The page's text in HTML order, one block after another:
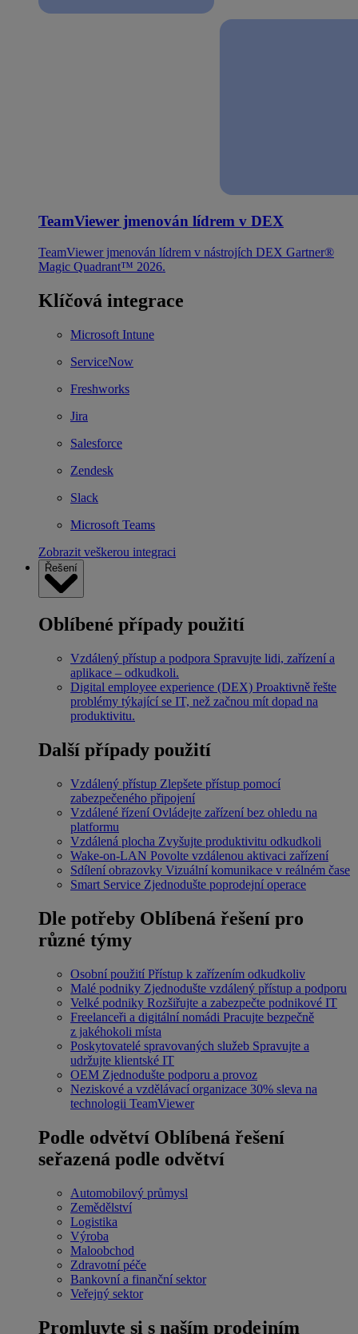
TeamViewer jmenován lídrem v DEX
TeamViewer jmenován lídrem v nástrojích DEX Gartner®
Magic Quadrant™ 2026.
Klíčová integrace
Microsoft Intune
ServiceNow
Freshworks
Jira
Salesforce
Zendesk
Slack
Microsoft Teams
Zobrazit veškerou integraci
Řešení
Oblíbené případy použití
Vzdálený přístup a podpora Spravujte lidi, zařízení a
aplikace – odkudkoli.
Digital employee experience (DEX) Proaktivně řešte
problémy týkající se IT, než začnou mít dopad na
produktivitu.
Další případy použití
Vzdálený přístup Zlepšete přístup pomocí
zabezpečeného připojení
Vzdálené řízení Ovládejte zařízení bez ohledu na
platformu
Vzdálená plocha Zvyšujte produktivitu odkudkoli
Wake-on-LAN Povolte vzdálenou aktivaci zařízení
Sdílení obrazovky Vizuální komunikace v reálném čase
Smart Service Zjednodušte poprodejní operace
Dle potřeby Oblíbená řešení pro
různé týmy
Osobní použití Přístup k zařízením odkudkoliv
Malé podniky Zjednodušte vzdálený přístup a podporu
Velké podniky Rozšiřujte a zabezpečte podnikové IT
Freelanceři a digitální nomádi Pracujte bezpečně
z jakéhokoli místa
Poskytovatelé spravovaných služeb Spravujte a
udržujte klientské IT
OEM Zjednodušte podporu a provoz
Neziskové a vzdělávací organizace 30% sleva na
technologii TeamViewer
Podle odvětví Oblíbená řešení
seřazená podle odvětví
Automobilový průmysl
Zemědělství
Logistika
Výroba
Maloobchod
Zdravotní péče
Bankovní a finanční sektor
Veřejný sektor
Promluvte si s naším prodejním